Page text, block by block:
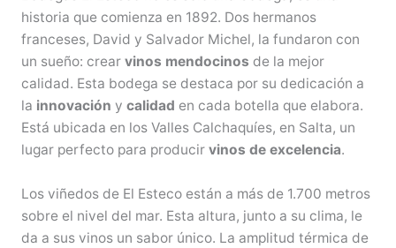
historia que comienza en 1892. Dos hermanos
franceses, David y Salvador Michel, la fundaron con
un sueño: crear vinos mendocinos de la mejor
calidad. Esta bodega se destaca por su dedicación a
la innovación y calidad en cada botella que elabora.
Está ubicada en los Valles Calchaquíes, en Salta, un
lugar perfecto para producir vinos de excelencia.
Los viñedos de El Esteco están a más de 1.700 metros
sobre el nivel del mar. Esta altura, junto a su clima, le
da a sus vinos un sabor único. La amplitud térmica de